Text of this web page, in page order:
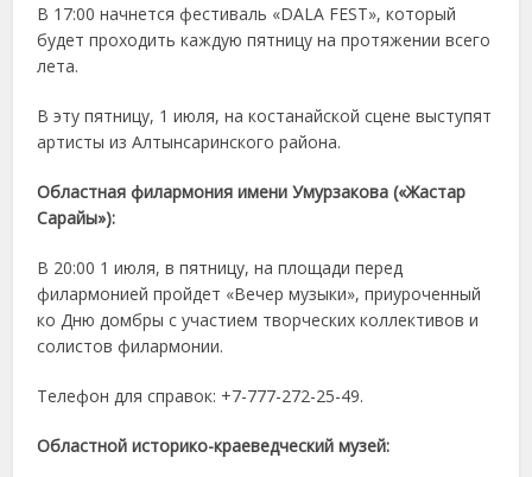
В 17:00 начнется фестиваль «DALA FEST», который
будет проходить каждую пятницу на протяжении всего
лета.
В эту пятницу, 1 июля, на костанайской сцене выступят
артисты из Алтынсаринского района.
Областная филармония имени Умурзакова («Жастар
Сарайы»):
В 20:00 1 июля, в пятницу, на площади перед
филармонией пройдет «Вечер музыки», приуроченный
ко Дню домбры с участием творческих коллективов и
солистов филармонии.
Телефон для справок: +7-777-272-25-49.
Областной историко-краеведческий музей: